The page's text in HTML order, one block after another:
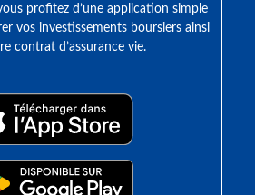
profitez d’une application simple
vos investissements boursiers ainsi
contrat d’assurance vie.